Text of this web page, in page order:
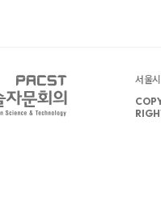
서울